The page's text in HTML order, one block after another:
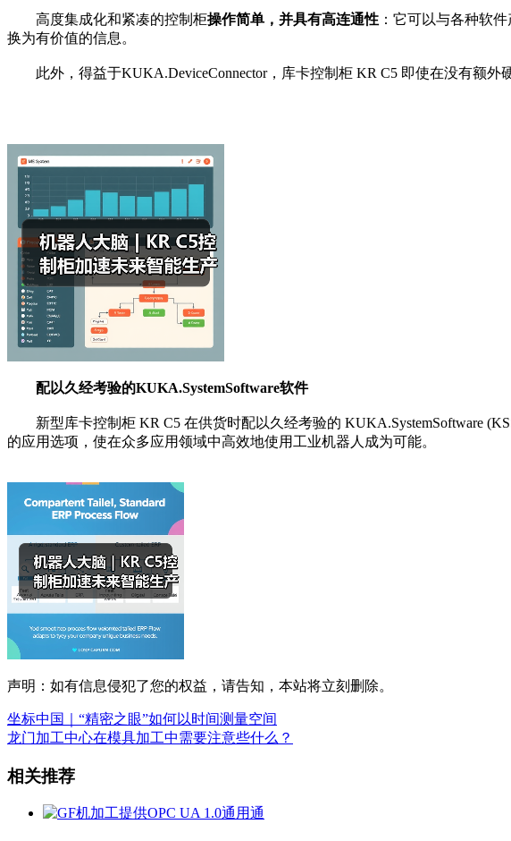
高度集成化和紧凑的控制柜操作简单，并具有高连通性 ：它可以与各种软
换为有价值的信息。
此外，得益于KUKA.DeviceConnector，库卡控制柜 KR C5 即使在没有额外
配以久经考验的KUKA.SystemSoftware软件
新型库卡控制柜 KR C5 在供货时配以久经考验的 KUKA.SystemSoftware
的应用选项，使在众多应用领域中高效地使用工业机器人成为可能。
声明：如有信息侵犯了您的权益，请告知，本站将立刻删除。
坐标中国｜“精密之眼”如何以时间测量空间
龙门加工中心在模具加工中需要注意些什么？
相关推荐